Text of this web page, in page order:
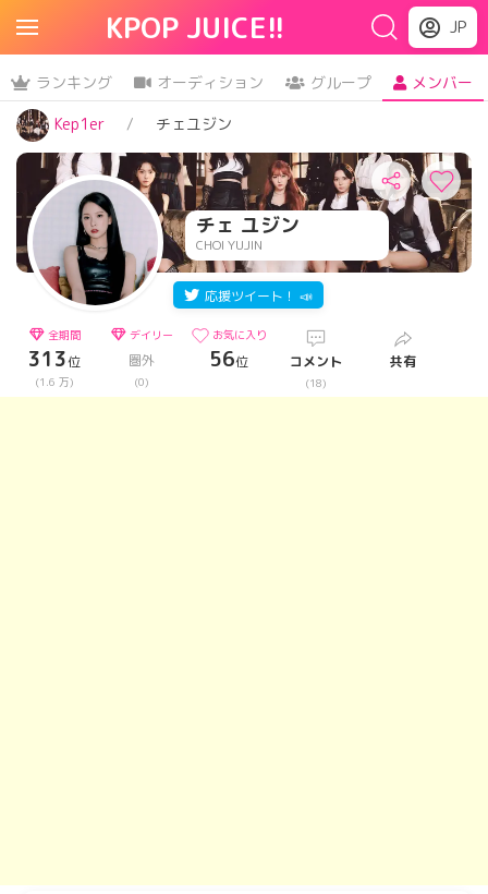
KPOP JUICE!! JP
ランキング オーディション グループ
メンバー
Kep1er
チェユジン
チェ ユジン
CHOI YUJIN
応援ツイート！ 📣
全期間
313位
(1.6 万)
デイリー
圏外
(0)
お気に入り
56位 コメント
(18)
共有